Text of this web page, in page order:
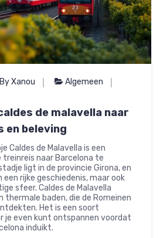
By Xanou
Algemeen
de malavella naar
en beleving
Caldes de Malavella is een
treinreis naar Barcelona te
ligt in de provincie Girona, en
rijke geschiedenis, maar ook
sfeer. Caldes de Malavella
thermale baden, die de Romeinen
Het is een soort
je even kunt ontspannen voordat
induikt.